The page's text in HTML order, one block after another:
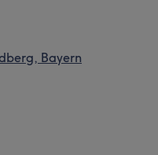
Bayern